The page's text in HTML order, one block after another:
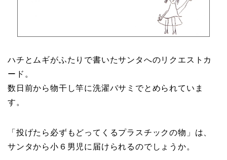
ハチとムギがふたりで書いたサンタへのリクエストカ
ード。
数日前から物干し竿に洗濯バサミでとめられていま
す。
「投げたら必ずもどってくるプラスチックの物」は、
サンタから小６男児に届けられるのでしょうか。